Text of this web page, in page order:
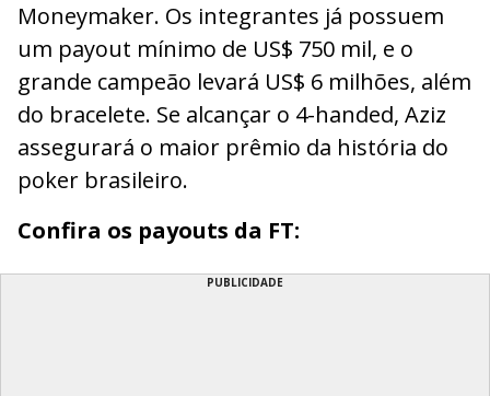
Moneymaker. Os integrantes já possuem
um payout mínimo de US$ 750 mil, e o
grande campeão levará US$ 6 milhões, além
do bracelete. Se alcançar o 4-handed, Aziz
assegurará o maior prêmio da história do
poker brasileiro.
Confira os payouts da FT:
PUBLICIDADE